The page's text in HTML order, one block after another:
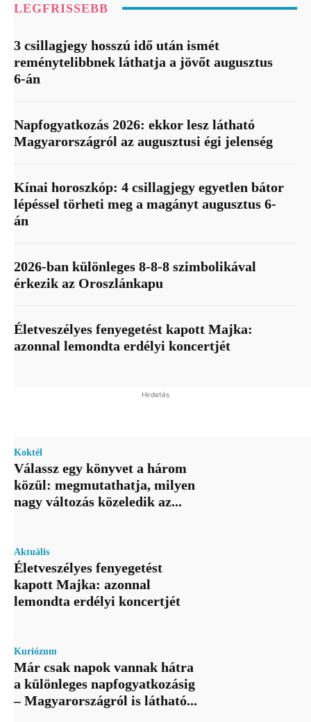
LEGFRISSEBB
3 csillagjegy hosszú idő után ismét
reménytelibbnek láthatja a jövőt augusztus
6-án
Napfogyatkozás 2026: ekkor lesz látható
Magyarországról az augusztusi égi jelenség
Kínai horoszkóp: 4 csillagjegy egyetlen bátor
lépéssel törheti meg a magányt augusztus 6-
án
2026-ban különleges 8-8-8 szimbolikával
érkezik az Oroszlánkapu
Életveszélyes fenyegetést kapott Majka:
azonnal lemondta erdélyi koncertjét
Hirdetés
Koktél
Válassz egy könyvet a három
közül: megmutathatja, milyen
nagy változás közeledik az...
Aktuális
Életveszélyes fenyegetést
kapott Majka: azonnal
lemondta erdélyi koncertjét
Kuriózum
Már csak napok vannak hátra
a különleges napfogyatkozásig
– Magyarországról is látható...